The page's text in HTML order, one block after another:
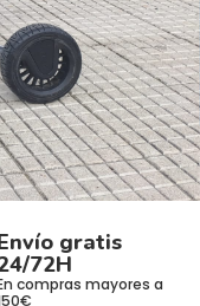
gratis
72H
compras mayores a